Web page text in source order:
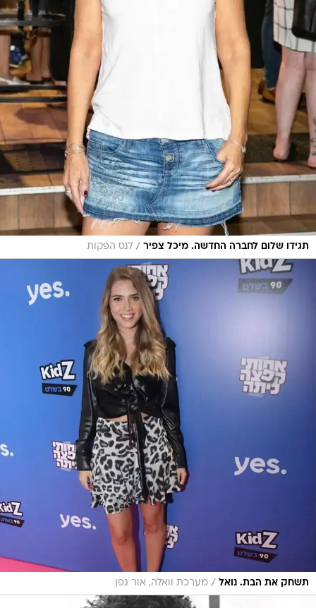
תגידו שלום לחברה החדשה. מיכל צפיר / לנס הפקות
תשחק את הבת. נואל / מערכת וואלה, אור גפן